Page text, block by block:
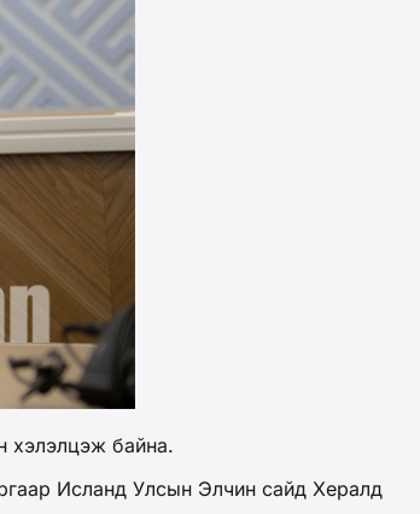
хэлэлцэж байна.
Исланд Улсын Элчин сайд Хералд